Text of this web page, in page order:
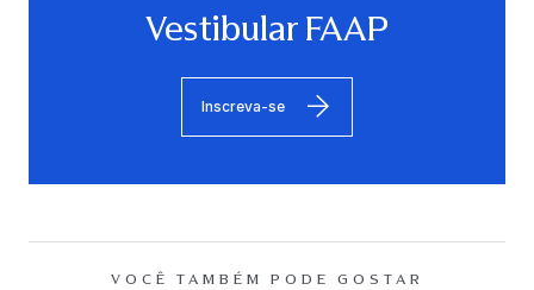
Vestibular FAAP
Inscreva-se
VOCÊ TAMBÉM PODE GOSTAR